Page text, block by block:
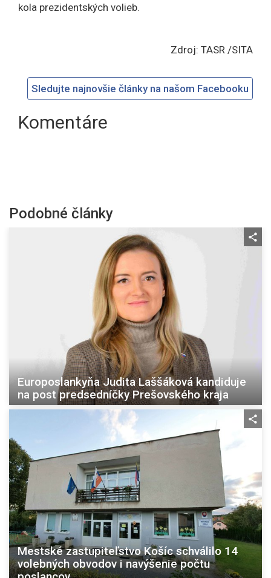
kola prezidentských volieb.
Zdroj: TASR /SITA
Sledujte najnovšie články na našom Facebooku
Komentáre
Podobné články
Europoslankyňa Judita Laššáková kandiduje
na post predsedníčky Prešovského kraja
Mestské zastupiteľstvo Košíc schválilo 14
volebných obvodov i navýšenie počtu